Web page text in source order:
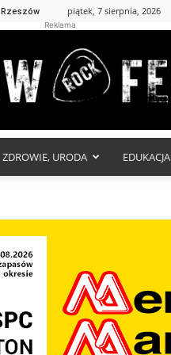
Rzeszów piątek, 7 sierpnia, 2026
Reklama
ZDROWIE, URODA EDUKACJA